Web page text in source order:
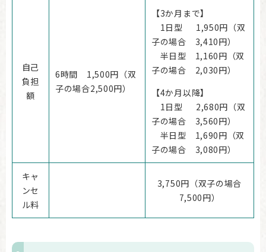
自己
負担
額
6時間 1,500円（双
子の場合2,500円）
【3か月まで】
1日型 1,950円（双
子の場合 3,410円）
半日型 1,160円（双
子の場合 2,030円）
【4か月以降】
1日型 2,680円（双
子の場合 3,560円）
半日型 1,690円（双
子の場合 3,080円）
キャ
ンセ
ル料
3,750円（双子の場合
7,500円）